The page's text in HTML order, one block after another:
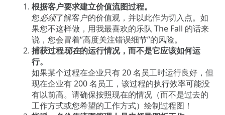
根据客户要求建立价值流图过程。
您必须了解客户的价值观，并以此作为切入点。如
果您不这样做，用我最喜欢的乐队 The Fall 的话来
说，您会冒着“高度关注错误细节”的风险。
捕获过程现在的运行情况，而不是它应该如何运
行。
如果某个过程在企业只有20名员工时运行良好，但
现在企业有200名员工，该过程的执行效率可能没
有以前高。请确保按照现在的情况（而不是过去的
工作方式或您希望的工作方式）绘制过程图！